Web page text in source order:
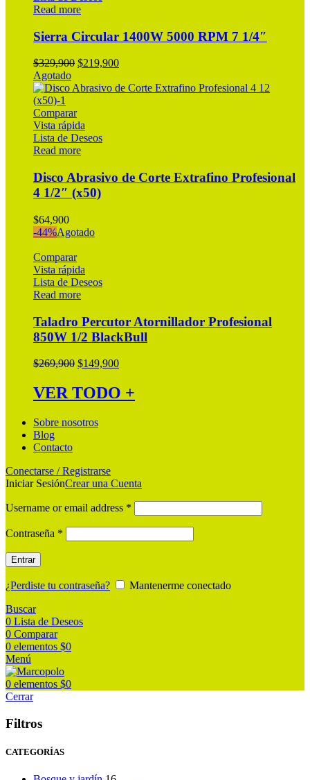
Read more
Sierra Circular 1400W 5000 RPM 7 1/4″
$329,900 Original
was:
$219,900Current
is:
Agotado
Comparar
Vista rápida
Lista de Deseos
Read more
Disco Abrasivo de Corte Extrafino Profesional
4 1/2″ (x50)
$64,900
-44%Agotado
Comparar
Vista rápida
Lista de Deseos
Read more
Taladro Percutor Atornillador Profesional
850W 1/2 BlackBull
$269,900 Original
was:
$269,900.
$149,900Current
is:
$149,900.
VER TODO +
Sobre nosotros
Blog
Contacto
Conectarse / Registrarse
Iniciar SesiónCrear una Cuenta
Username or email address *
Contraseña *
Entrar
¿Perdiste tu contraseña?
Mantenerme conectado
Buscar
0 Lista de Deseos
0 Comparar
0 elementos $0
Menú
0 elementos $0
Cerrar
Filtros
CATEGORÍAS